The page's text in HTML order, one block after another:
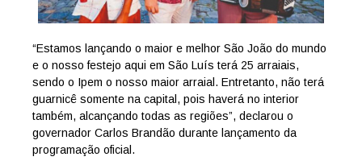
“Estamos lançando o maior e melhor São João do mundo
e o nosso festejo aqui em São Luís terá 25 arraiais,
sendo o Ipem o nosso maior arraial. Entretanto, não terá
guarnicê somente na capital, pois haverá no interior
também, alcançando todas as regiões”, declarou o
governador Carlos Brandão durante lançamento da
programação oficial.